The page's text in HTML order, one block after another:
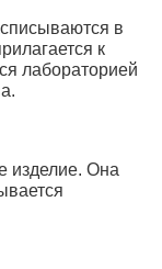
в
к
лабораторией
изделие. Она